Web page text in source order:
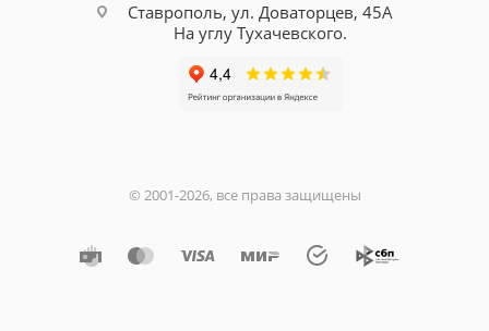
Ставрополь, ул. Доваторцев, 45А
На углу Тухачевского.
© 2001-2026, все права защищены